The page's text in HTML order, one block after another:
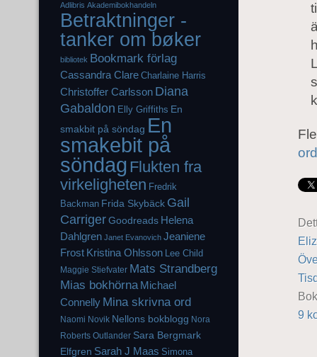
ord
9
Adlibris Akademibokhandeln
Betraktninger -
tanker om bøker
bibliotek Bookmark förlag
Cassandra Clare Charlaine Harris
Christoffer Carlsson Diana
Gabaldon Elly Griffiths En
smakbit på söndag En
smakebit på
söndag Flukten fra
virkeligheten Fredrik
Backman Frida Skybäck Gail
CarrigerGoodreads Helena
Dahlgren Janet Evanovich Jeaniene
Frost Kristina Ohlsson Lee Child
Maggie Stiefvater Mats Strandberg
Mias bokhörna Michael
Connelly Mina skrivna ord
Naomi Novik Nellons bokblogg Nora
Roberts Outlander Sara Bergmark
Elfgren Sarah J Maas Simona